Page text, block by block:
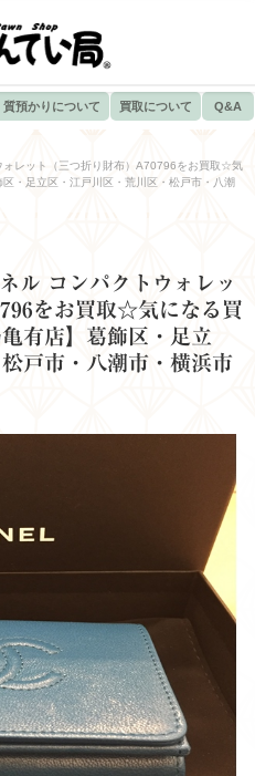
質預かりについて 買取について Q&A
ォレット（三つ折り財布）A70796をお買取☆気
・足立区・江戸川区・荒川区・松戸市・八潮
ル コンパクトウォレッ
をお買取☆気になる買
有店】葛飾区・足立
戸市・八潮市・横浜市